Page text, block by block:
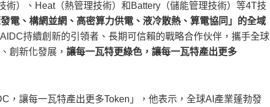
）、Heat（熱管理技術）和Battery（儲能管理技術）等4T技
電、構網並網、高密算力供電、液冷散熱、算電協同」的全域
持續創新的引領者、長期可信賴的戰略合作伙伴，攜手全球
創新化發展， 讓每一瓦特更綠色，讓每一瓦特產出更多
，讓每一瓦特產出更多Token」，他表示，全球AI產業蓬勃發